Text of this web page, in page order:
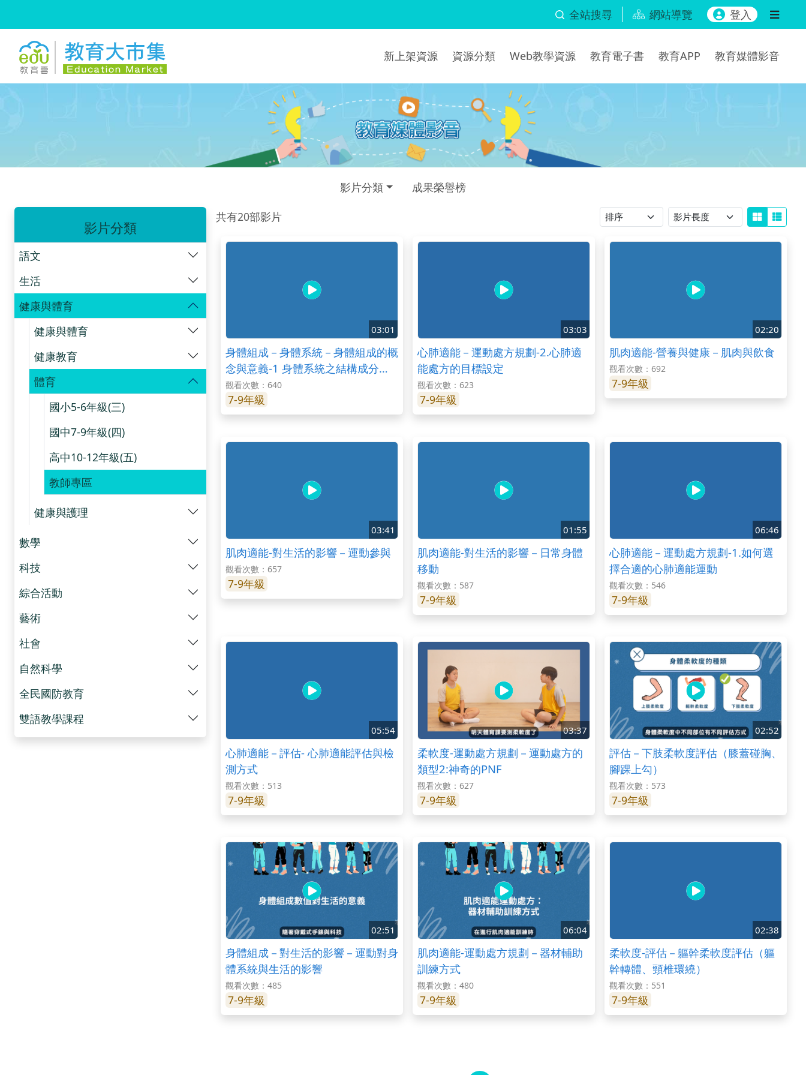
全站搜尋 網站導覽 登入
新上架資源 資源分類 Web教學資源 教育電子書 教育APP 教育媒體影音
影片分類 成果榮譽榜
影片分類
語文
生活
健康與體育
健康與體育
健康教育
體育
國小5-6年級(三)
國中7-9年級(四)
高中10-12年級(五)
教師專區
健康與護理
數學
科技
綜合活動
藝術
社會
自然科學
全民國防教育
雙語教學課程
共有20部影片 排序 影片長度
03:01
身體組成－身體系統－身體組成的概
念與意義-1 身體系統之結構成分的
基本概念
觀看次數：640
7-9年級
03:03
心肺適能－運動處方規劃-2.心肺適
能處方的目標設定
觀看次數：623
7-9年級
02:20
肌肉適能-營養與健康－肌肉與飲食
觀看次數：692
7-9年級
03:41
肌肉適能-對生活的影響－運動參與
觀看次數：657
7-9年級
01:55
肌肉適能-對生活的影響－日常身體
移動
觀看次數：587
7-9年級
06:46
心肺適能－運動處方規劃-1.如何選
擇合適的心肺適能運動
觀看次數：546
7-9年級
05:54
心肺適能－評估- 心肺適能評估與檢
測方式
觀看次數：513
7-9年級
03:37
柔軟度-運動處方規劃－運動處方的
類型2:神奇的PNF
觀看次數：627
7-9年級
02:52
評估－下肢柔軟度評估（膝蓋碰胸、
腳踝上勾）
觀看次數：573
7-9年級
02:51
身體組成－對生活的影響－運動對身
體系統與生活的影響
觀看次數：485
7-9年級
06:04
肌肉適能-運動處方規劃－器材輔助
訓練方式
觀看次數：480
7-9年級
02:38
柔軟度-評估－軀幹柔軟度評估（軀
幹轉體、頸椎環繞）
觀看次數：551
7-9年級